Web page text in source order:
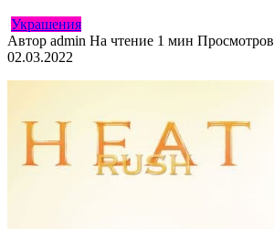
Украшения
Автор admin На чтение 1 мин Просмотров
02.03.2022